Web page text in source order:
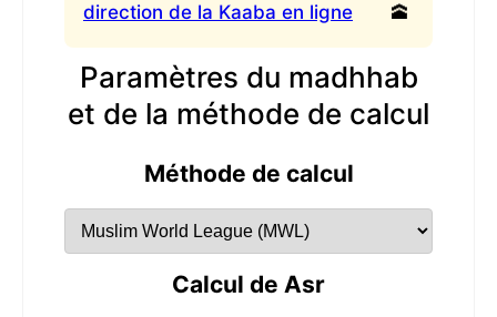
direction de la Kaaba en ligne
🕋
Paramètres du madhhab
et de la méthode de calcul
Méthode de calcul
Calcul de Asr